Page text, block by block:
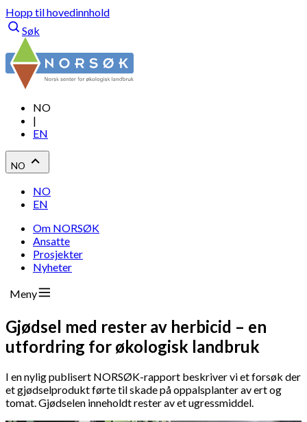
Hopp til hovedinnhold
Søk
NO
|
EN
NO
NO
EN
Om NORSØK
Ansatte
Prosjekter
Nyheter
Meny
Gjødsel med rester av herbicid – en
utfordring for økologisk landbruk
I en nylig publisert NORSØK-rapport beskriver vi et forsøk der
et gjødselprodukt førte til skade på oppalsplanter av ert og
tomat. Gjødselen inneholdt rester av et ugressmiddel.